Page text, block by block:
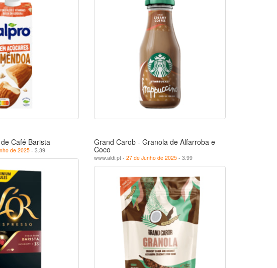
Café Barista
de 2025- 3.39
Grand Carob - Granola de Alfarroba e
Coco
www.aldi.pt - 27 de Junho de 2025- 3.99